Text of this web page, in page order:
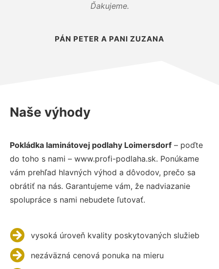
Ďakujeme.
PÁN PETER A PANI ZUZANA
Naše výhody
Pokládka laminátovej podlahy Loimersdorf – poďte
do toho s nami – www.profi-podlaha.sk. Ponúkame
vám prehľad hlavných výhod a dôvodov, prečo sa
obrátiť na nás. Garantujeme vám, že nadviazanie
spolupráce s nami nebudete ľutovať.
vysoká úroveň kvality poskytovaných služieb
nezáväzná cenová ponuka na mieru